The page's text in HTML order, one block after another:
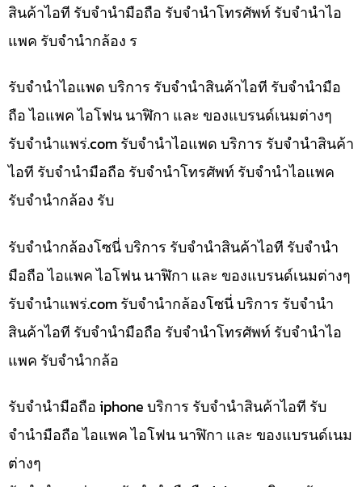
สินค้าไอที รับจำนำมือถือ รับจำนำโทรศัพท์ รับจำนำไอ
แพค รับจำนำกล้อง ร
รับจำนำไอแพด บริการ รับจำนำสินค้าไอที รับจำนำมือ
ถือ ไอแพค ไอโฟน นาฬิกา และ ของแบรนด์เนมต่างๆ
รับจํานําแพร่.com รับจำนำไอแพด บริการ รับจำนำสินค้า
ไอที รับจำนำมือถือ รับจำนำโทรศัพท์ รับจำนำไอแพค
รับจำนำกล้อง รับ
รับจำนำกล้องโซนี่ บริการ รับจำนำสินค้าไอที รับจำนำ
มือถือ ไอแพค ไอโฟน นาฬิกา และ ของแบรนด์เนมต่างๆ
รับจํานําแพร่.com รับจำนำกล้องโซนี่ บริการ รับจำนำ
สินค้าไอที รับจำนำมือถือ รับจำนำโทรศัพท์ รับจำนำไอ
แพค รับจำนำกล้อ
รับจำนำมือถือ iphone บริการ รับจำนำสินค้าไอที รับ
จำนำมือถือ ไอแพค ไอโฟน นาฬิกา และ ของแบรนด์เนม
ต่างๆ